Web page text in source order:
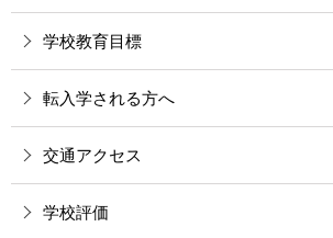
学校教育目標
転入学される方へ
交通アクセス
学校評価